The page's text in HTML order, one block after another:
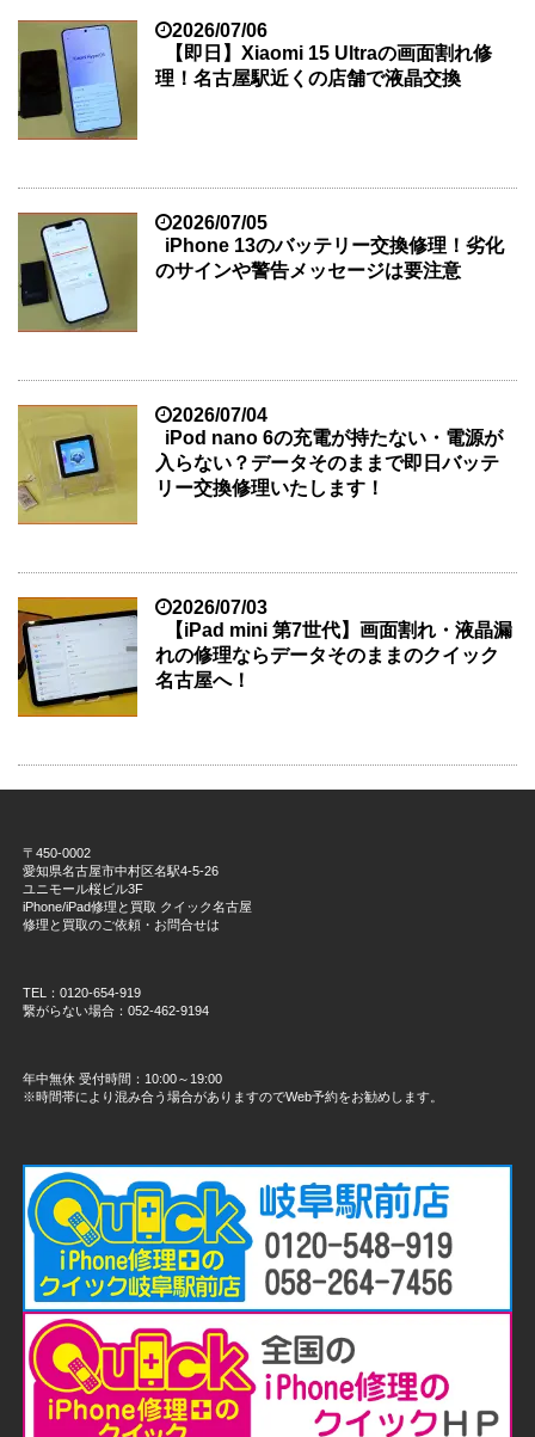
2026/07/06
【即日】Xiaomi 15 Ultraの画面割れ修
理！名古屋駅近くの店舗で液晶交換
2026/07/05
iPhone 13のバッテリー交換修理！劣化
のサインや警告メッセージは要注意
2026/07/04
iPod nano 6の充電が持たない・電源が
入らない？データそのままで即日バッテ
リー交換修理いたします！
2026/07/03
【iPad mini 第7世代】画面割れ・液晶漏
れの修理ならデータそのままのクイック
名古屋へ！
〒450-0002
愛知県名古屋市中村区名駅4-5-26
ユニモール桜ビル3F
iPhone/iPad修理と買取 クイック名古屋
修理と買取のご依頼・お問合せは
TEL：0120-654-919
繋がらない場合：052-462-9194
年中無休 受付時間：10:00～19:00
※時間帯により混み合う場合がありますのでWeb予約をお勧めします。